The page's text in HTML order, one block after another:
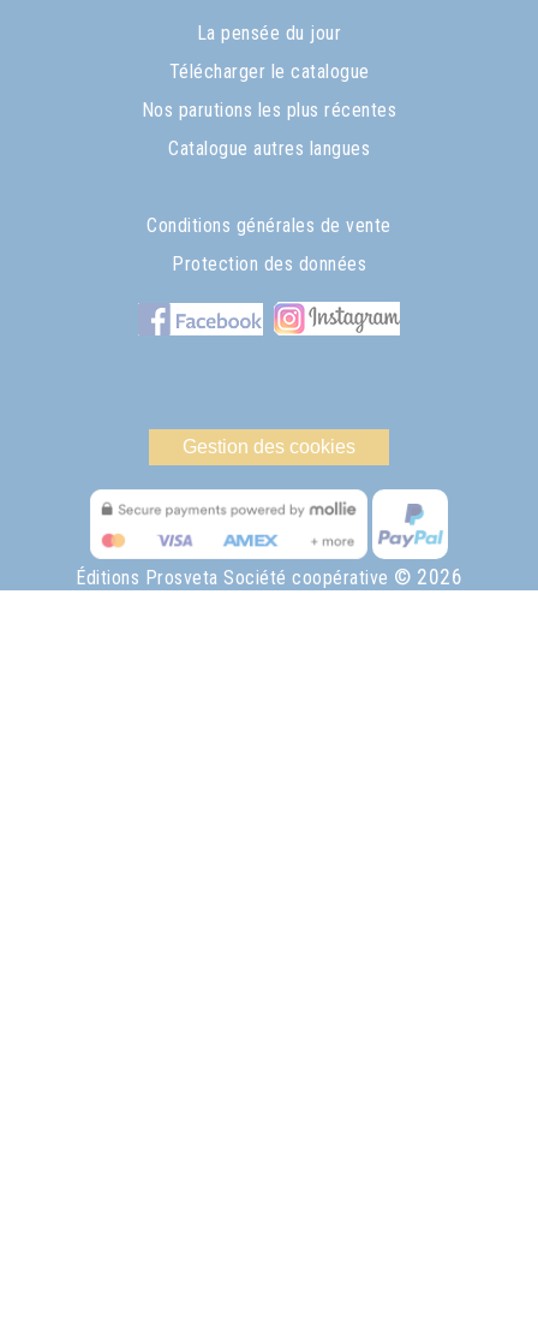
La pensée du jour
Télécharger le catalogue
Nos parutions les plus récentes
Catalogue autres langues
Conditions générales de vente
Protection des données
Gestion des cookies
Éditions Prosveta Société coopérative © 2026